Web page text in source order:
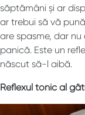
săptămâni și ar
ar trebui să vă
are spasme, dar
panică. Este un
născut să-l aibă.
Reflexul tonic al